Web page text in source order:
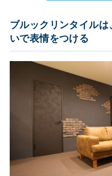
ブルックリンタイル
いで表情をつける